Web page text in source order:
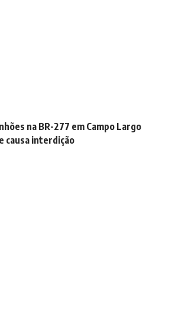
na BR-277 em Campo Largo
causa interdição